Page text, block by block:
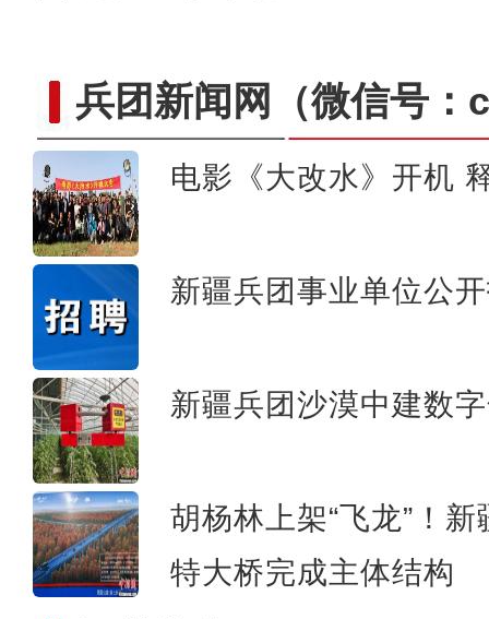
兵团新闻网 （微信号
电影《大改水》开机
新疆兵团事业单位公
新疆兵团沙漠中建数字
胡杨林上架“飞龙”！
特大桥完成主体结构